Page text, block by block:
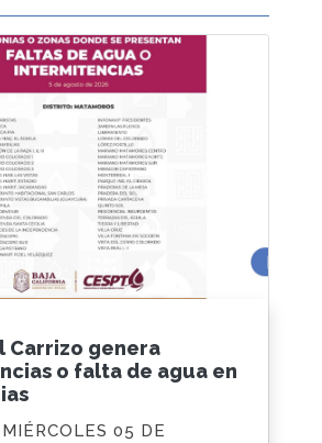
Carrizo genera
o falta de agua en
05 DE